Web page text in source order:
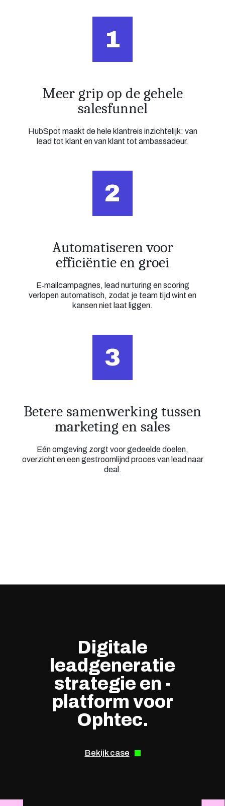
1
Meer grip op de gehele
salesfunnel
HubSpot maakt de hele klantreis inzichtelijk: van
lead tot klant en van klant tot ambassadeur.
2
Automatiseren voor
efficiëntie en groei
E‑mailcampagnes, lead nurturing en scoring
verlopen automatisch, zodat je team tijd wint en
kansen niet laat liggen.
3
Betere samenwerking tussen
marketing en sales
Eén omgeving zorgt voor gedeelde doelen,
overzicht en een gestroomlijnd proces van lead naar
deal.
Digitale
leadgeneratie
strategie en -
platform voor
Ophtec.
Bekijk case